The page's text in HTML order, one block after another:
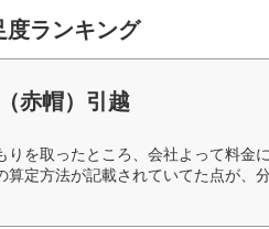
度ランキング
赤帽）引越
りを取ったところ、会社よって料金
算定方法が記載されていてた点が、